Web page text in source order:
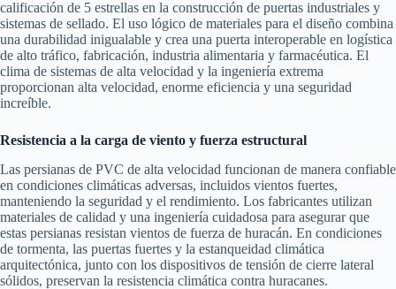
calificación de 5 estrellas en la construcción de puertas industriales y
sistemas de sellado. El uso lógico de materiales para el diseño combina
una durabilidad inigualable y crea una puerta interoperable en logística
de alto tráfico, fabricación, industria alimentaria y farmacéutica. El
clima de sistemas de alta velocidad y la ingeniería extrema
proporcionan alta velocidad, enorme eficiencia y una seguridad
increíble.
Resistencia a la carga de viento y fuerza estructural
Las persianas de PVC de alta velocidad funcionan de manera confiable
en condiciones climáticas adversas, incluidos vientos fuertes,
manteniendo la seguridad y el rendimiento. Los fabricantes utilizan
materiales de calidad y una ingeniería cuidadosa para asegurar que
estas persianas resistan vientos de fuerza de huracán. En condiciones
de tormenta, las puertas fuertes y la estanqueidad climática
arquitectónica, junto con los dispositivos de tensión de cierre lateral
sólidos, preservan la resistencia climática contra huracanes.